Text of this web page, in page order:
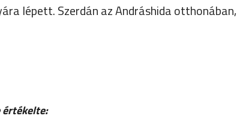
lépett. Szerdán az Andráshida
értékelte: